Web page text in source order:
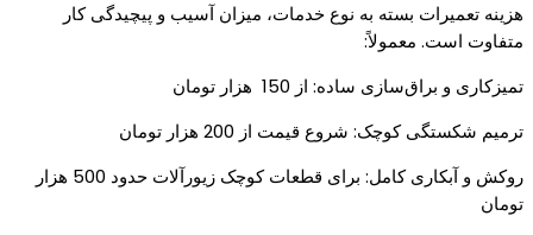
هزینه تعمیرات بسته به نوع خدمات، میزان آسیب و پیچیدگی کار
متفاوت است. معمولاً:
تمیزکاری و براق‌سازی ساده: از 150 هزار تومان
ترمیم شکستگی کوچک: شروع قیمت از 200 هزار تومان
روکش و آبکاری کامل: برای قطعات کوچک زیورآلات حدود 500 هزار
تومان